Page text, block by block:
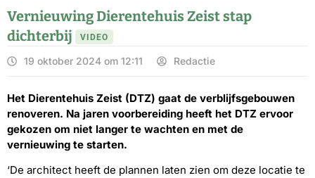
Vernieuwing Dierentehuis Zeist stap
dichterbij
VIDEO
19 oktober 2024 om 12:11 Redactie
Het Dierentehuis Zeist (DTZ) gaat de verblijfsgebouwen
renoveren. Na jaren voorbereiding heeft het DTZ ervoor
gekozen om niet langer te wachten en met de
vernieuwing te starten.
‘De architect heeft de plannen laten zien om deze locatie te